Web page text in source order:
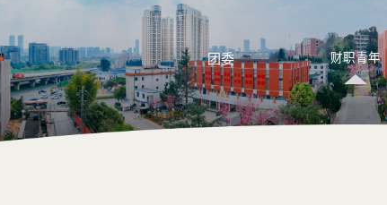
团委 财职青年